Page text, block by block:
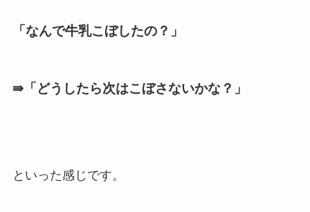
「なんで牛乳こぼしたの？」
⇛「どうしたら次はこぼさないかな？」
といった感じです。